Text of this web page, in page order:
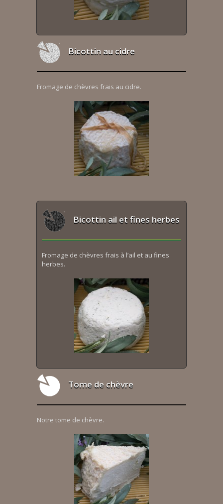
Bicottin au cidre
Fromage de chèvres frais au cidre.
Bicottin ail et fines herbes
Fromage de chèvres frais à l’ail et au fines
herbes.
Tome de chèvre
Notre tome de chèvre.